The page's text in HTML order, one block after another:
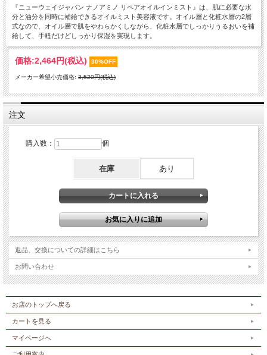
『ニューウェイジャパン ナノアミノ リペアオイルインミスト』は、肌に必要な水
分と油分を同時に補給できるオイルミスト美容液です。オイル層と化粧水層の2層
式なので、オイル層で肌をやわらかくしながら、化粧水層でしっかりうるおいを補
給して、手軽だけどしっかり保湿を実現します。
価格:2,464円(税込) 30%OFF
メーカー希望小売価格: 3,520円(税込)
注文
購入数： 個
在庫 あり
返品、交換についての詳細はこちら
お問い合わせ
お店のトップへ戻る
カートを見る
マイページへ